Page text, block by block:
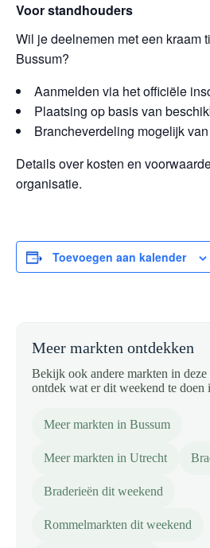
Voor standhouders
Wil je deelnemen met een kraam
Bussum?
Aanmelden via het officiële
Plaatsing op basis van
Brancheverdeling mogelijk
Details over kosten en
organisatie.
Toevoegen aan kalender
Meer markten ontdekken
Bekijk ook andere markten in
ontdek wat er dit weekend te doen
Meer markten in Bussum
Meer markten in Utrecht
Braderieën dit weekend
Rommelmarkten dit weekend